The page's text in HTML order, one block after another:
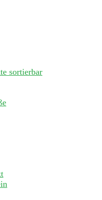
sortierbar